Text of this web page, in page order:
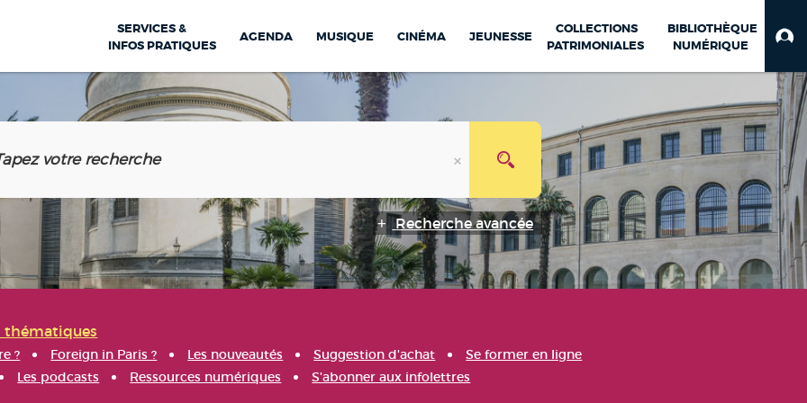
SERVICES &
INFOS PRATIQUES
AGENDA MUSIQUE CINÉMA JEUNESSE
COLLECTIONS
PATRIMONIALES
BIBLIOTHÈQUE
NUMÉRIQUE
Recherche avancée
thématiques
? Foreign in Paris ? Les nouveautés Suggestion d'achat
Se former en ligne
Les podcasts Ressources numériques S'abonner aux infolettres